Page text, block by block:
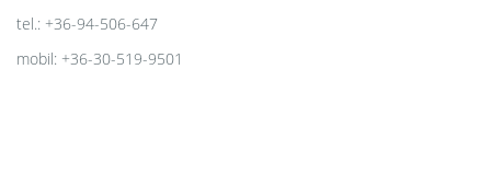
tel.: +36-94-506-647
mobil: +36-30-519-9501